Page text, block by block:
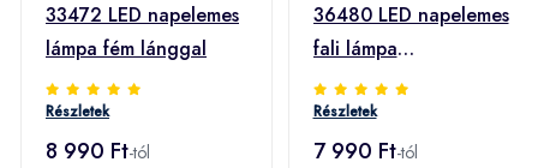
33472 LED napelemes
lámpa fém lánggal
Részletek
8 990 Ft-tól
36480 LED napelemes
fali lámpa
mozgásérzékelővel
Részletek
7 990 Ft-tól